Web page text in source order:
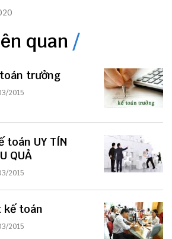
quan
trưởng
2015
toán UY TÍN
QUẢ
2015
kế toán
2015